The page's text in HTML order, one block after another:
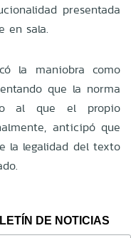
presentada
en sala.
la maniobra como
que la norma
al que el propio
anticipó que
la legalidad del texto
DE NOTICIAS